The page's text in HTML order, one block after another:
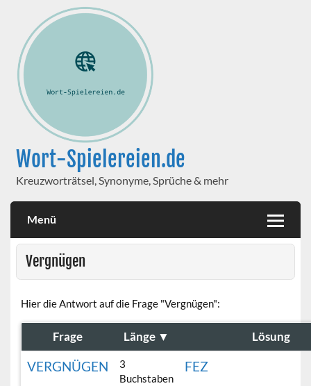
Wort-Spielereien.de
Kreuzworträtsel, Synonyme, Sprüche & mehr
Menü
Vergnügen
Hier die Antwort auf die Frage "Vergnügen":
Frage Länge ▼ Lösung
VERGNÜGEN
3
Buchstaben
FEZ